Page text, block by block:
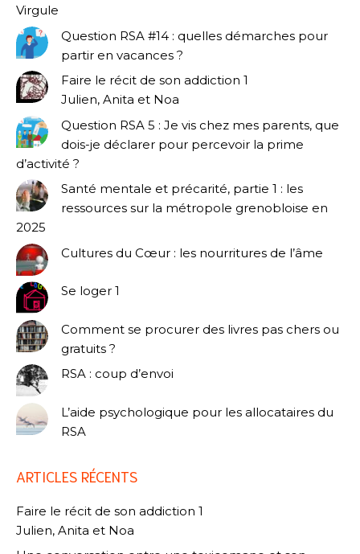
Virgule
Question RSA #14 : quelles démarches pour
partir en vacances ?
Faire le récit de son addiction 1
Julien, Anita et Noa
Question RSA 5 : Je vis chez mes parents, que
dois-je déclarer pour percevoir la prime
d’activité ?
Santé mentale et précarité, partie 1 : les
ressources sur la métropole grenobloise en
2025
Cultures du Cœur : les nourritures de l’âme
Se loger 1
Comment se procurer des livres pas chers ou
gratuits ?
RSA : coup d’envoi
L’aide psychologique pour les allocataires du
RSA
ARTICLES RÉCENTS
Faire le récit de son addiction 1
Julien, Anita et Noa